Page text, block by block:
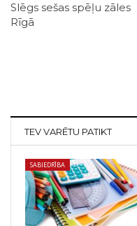
Slēgs sešas spēļu zāles
Rīgā
TEV VARĒTU PATIKT
SABIEDRĪBA